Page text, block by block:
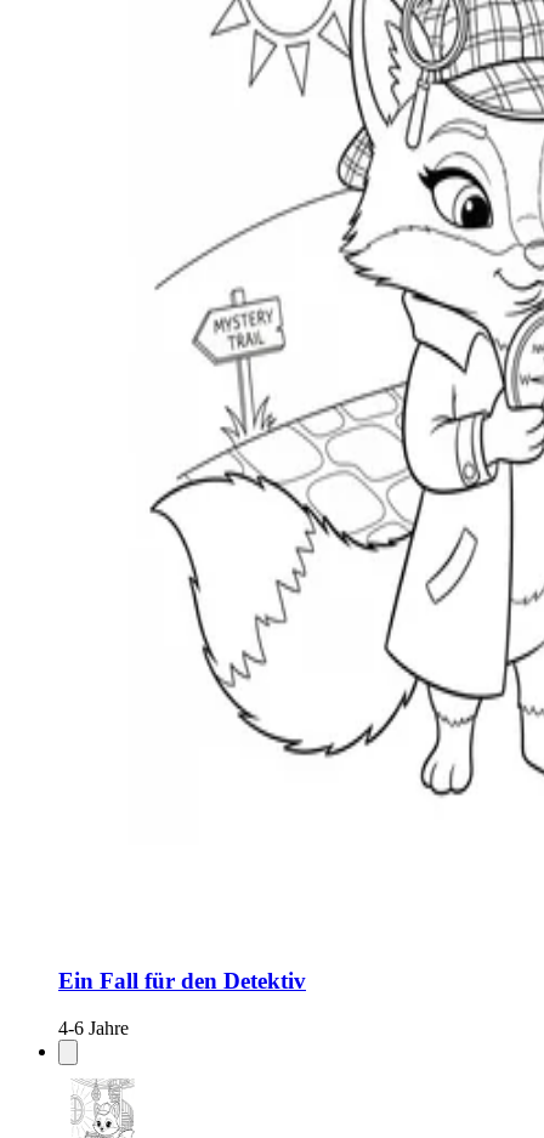
Ein Fall für den Detektiv
4-6 Jahre